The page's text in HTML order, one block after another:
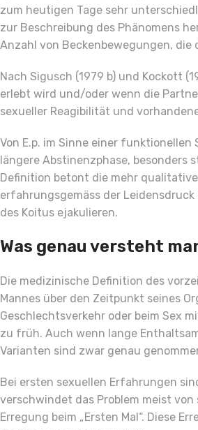
zum heutigen Tage sehr
zur Beschreibung des Phänomens
Anzahl von Beckenbewegungen,
Nach Sigusch (1979 b) und Kockott
erlebt wird und/oder wenn die
sexueller Reagibilität und
Von E.p. im Sinne einer
längere Abstinenzphase, besonders
Definition betont die mehr
erfahrungsgemäss der
des Koitus ejakulieren.
Was genau versteht
Die medizinische Definition des
Mannes über den Zeitpunkt seines
Geschlechtsverkehr oder beim Sex
zu früh. Auch wenn lange
Varianten sind zwar genau
Bei ersten sexuellen Erfahrungen
verschwindet das Problem meist
Erregung beim „Ersten Mal“. Diese